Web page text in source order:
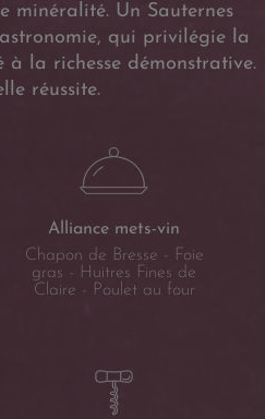
minéralité. Un Sauternes
qui privilégie la
la richesse démonstrative.
réussite.
Alliance mets-vin
Chapon de Bresse - Foie
gras - Huitres Fines de
Claire - Poulet au four